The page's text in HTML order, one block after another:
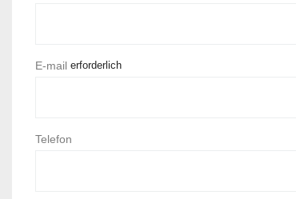
E-mail erforderlich
Telefon